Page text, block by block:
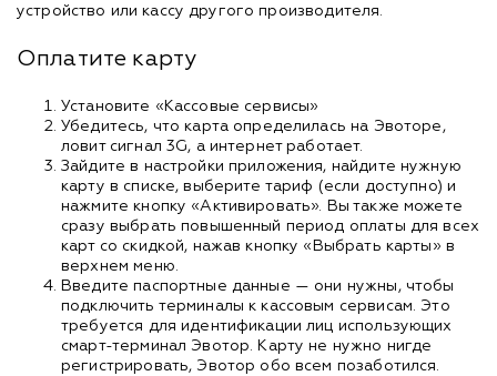
устройство или кассу другого производителя.
Оплатите карту
Установите «Кассовые сервисы»
Убедитесь, что карта определилась на Эвоторе,
ловит сигнал 3G, а интернет работает.
Зайдите в настройки приложения, найдите нужную
карту в списке, выберите тариф (если доступно) и
нажмите кнопку «Активировать». Вы также можете
сразу выбрать повышенный период оплаты для всех
карт со скидкой, нажав кнопку «Выбрать карты» в
верхнем меню.
Введите паспортные данные — они нужны, чтобы
подключить терминалы к кассовым сервисам. Это
требуется для идентификации лиц использующих
смарт-терминал Эвотор. Карту не нужно нигде
регистрировать, Эвотор обо всем позаботился.